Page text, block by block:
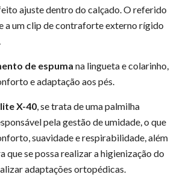
ajuste dentro do calçado. O referido
a um clip de contraforte externo rígido
de espuma na lingueta e colarinho,
e adaptação aos pés.
X-40, se trata de uma palmilha
pela gestão de umidade, o que
suavidade e respirabilidade, além
que se possa realizar a higienização do
adaptações ortopédicas.